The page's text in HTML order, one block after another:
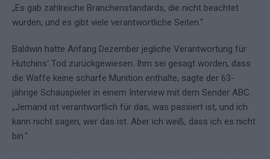
„Es gab zahlreiche Branchenstandards, die nicht beachtet
wurden, und es gibt viele verantwortliche Seiten.“
Baldwin hatte Anfang Dezember jegliche Verantwortung für
Hutchins‘ Tod zurückgewiesen. Ihm sei gesagt worden, dass
die Waffe keine scharfe Munition enthalte, sagte der 63-
jährige Schauspieler in einem Interview mit dem Sender ABC.
„Jemand ist verantwortlich für das, was passiert ist, und ich
kann nicht sagen, wer das ist. Aber ich weiß, dass ich es nicht
bin.“